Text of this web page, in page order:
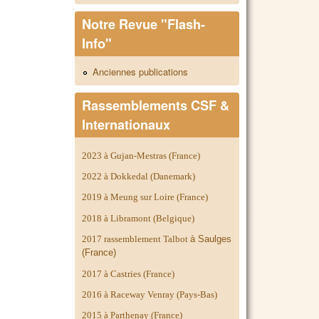
Notre Revue "Flash-
Info"
Anciennes publications
Rassemblements CSF &
Internationaux
2023 à Gujan-Mestras (France)
2022 à Dokkedal (Danemark)
2019 à Meung sur Loire (France)
2018 à Libramont (Belgique)
2017 rassemblement Talbotà Saulges
(France)
2017 à Castries (France)
2016 à Raceway Venray (Pays-Bas)
2015 à Parthenay (France)